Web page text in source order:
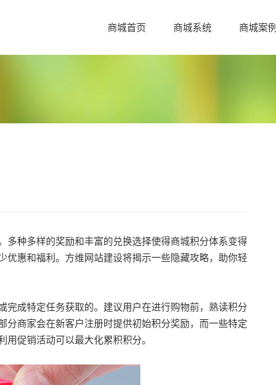
商城首页 商城系统 商城案例
多种多样的奖励和丰富的兑换选择使得商城积分体系变得
优惠和福利。方维网站建设将揭示一些隐藏攻略，助你轻
完成特定任务获取的。建议用户在进行购物前，熟读积分
商家会在新客户注册时提供初始积分奖励，而一些特定
促销活动可以最大化累积积分。